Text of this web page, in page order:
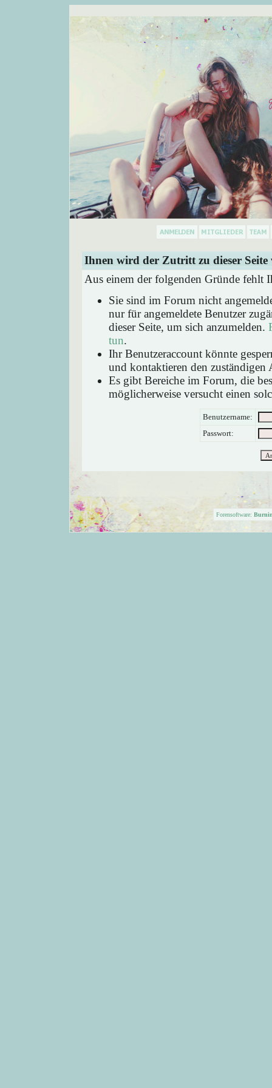
Ihnen wird der Zutritt zu dieser Seite
Aus einem der folgenden Gründe fehlt
Sie sind im Forum nicht
nur für angemeldete Benutzer
dieser Seite, um sich anzumelden.
tun.
Ihr Benutzeraccount könnte
und kontaktieren den zuständigen
Es gibt Bereiche im Forum, die
möglicherweise versucht einen
Benutzername:
Passwort:
Forensoftware: